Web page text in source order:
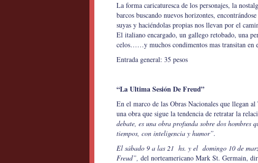
La forma caricaturesca de los personajes, la
barcos buscando nuevos horizontes,
suyas y haciéndolas propias nos llevan por el
El italiano encargado, un gallego retobado, una
celos……y muchos condimentos mas transitan en
Entrada general: 35 pesos
“La Ultima Sesión De Freud”
En el marco de las Obras Nacionales que llegan
una obra que sigue la tendencia de retratar la
debate, es una obra profunda sobre dos hombres
tiempos, con inteligencia y humor”.
El sábado 9 a las 21 hs. y el domingo 10 de
Freud”, del norteamericano Mark St. Germain,